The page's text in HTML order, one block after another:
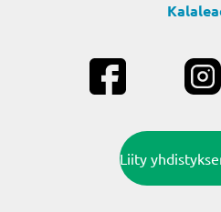
Liity